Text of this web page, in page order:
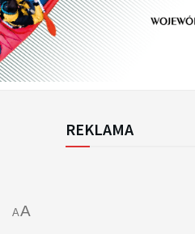
X
AA
REKLAMA